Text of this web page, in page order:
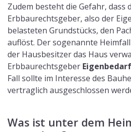
Zudem besteht die Gefahr, dass
Erbbaurechtsgeber, also der
belasteten Grundstücks, den
auflöst. Der sogenannte
der Hausbesitzer das Haus
Erbbaurechtsgeber Eigenbedarf
Fall sollte im Interesse des
vertraglich ausgeschlossen
Was ist unter dem